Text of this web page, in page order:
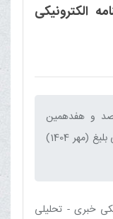
الکترونیکی
و هفدهمین
شماره ماهنامه الکترونیکی خبری - تحلیلی بلیغ (مهر 1404)
خبری - تحلیلی